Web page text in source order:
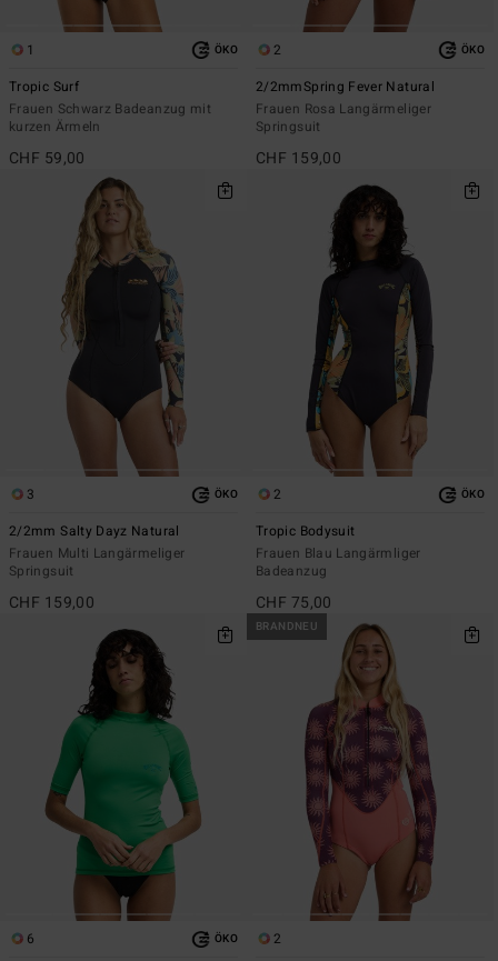
1 ÖKO
Tropic Surf
Frauen Schwarz Badeanzug mit
kurzen Ärmeln
CHF 59,00
2 ÖKO
2/2mmSpring Fever Natural
Frauen Rosa Langärmeliger
Springsuit
CHF 159,00
3 ÖKO
2/2mm Salty Dayz Natural
Frauen Multi Langärmeliger
Springsuit
CHF 159,00
2 ÖKO
Tropic Bodysuit
Frauen Blau Langärmliger
Badeanzug
CHF 75,00
6 ÖKO
BRANDNEU
2